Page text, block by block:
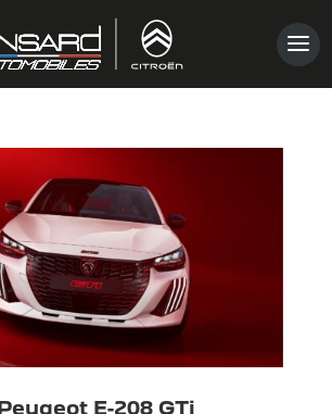
E-208 GTi